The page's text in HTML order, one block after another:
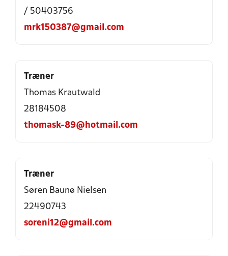
/ 50403756
mrk150387@gmail.com
Træner
Thomas Krautwald
28184508
thomask-89@hotmail.com
Træner
Søren Baunø Nielsen
22490743
soreni12@gmail.com